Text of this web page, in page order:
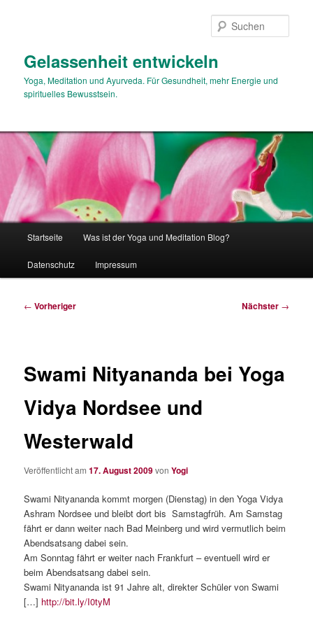
Gelassenheit entwickeln
Yoga, Meditation und Ayurveda. Für Gesundheit, mehr Energie und
spirituelles Bewusstsein.
Startseite Was ist der Yoga und Meditation Blog?
Datenschutz Impressum
Beitragsnavigation
← Vorheriger Nächster →
Swami Nityananda bei Yoga
Vidya Nordsee und
Westerwald
Veröffentlicht am17. August 2009vonYogi
Swami Nityananda kommt morgen (Dienstag) in den Yoga Vidya
Ashram Nordsee und bleibt dort bis Samstagfrüh. Am Samstag
fährt er dann weiter nach Bad Meinberg und wird vermutlich beim
Abendsatsang dabei sein.
Am Sonntag fährt er weiter nach Frankfurt – eventuell wird er
beim Abendsatsang dabei sein.
Swami Nityananda ist 91 Jahre alt, direkter Schüler von Swami
[…] http://bit.ly/I0tyM